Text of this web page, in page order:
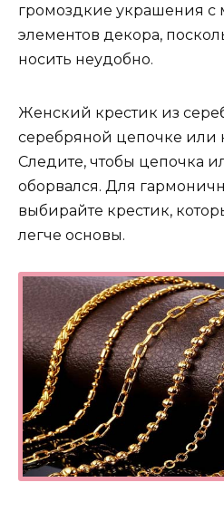
громоздкие украшения с
элементов декора,
носить неудобно.
Женский крестик из
серебряной цепочке
Следите, чтобы цепочка
оборвался. Для
выбирайте крестик,
легче основы.